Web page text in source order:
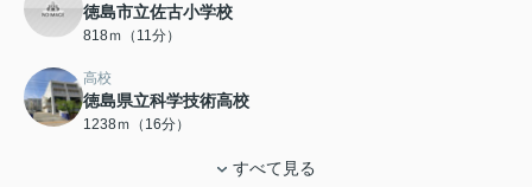
徳島市立佐古小学校
818ｍ（11分）
高校
徳島県立科学技術高校
1238ｍ（16分）
すべて見る